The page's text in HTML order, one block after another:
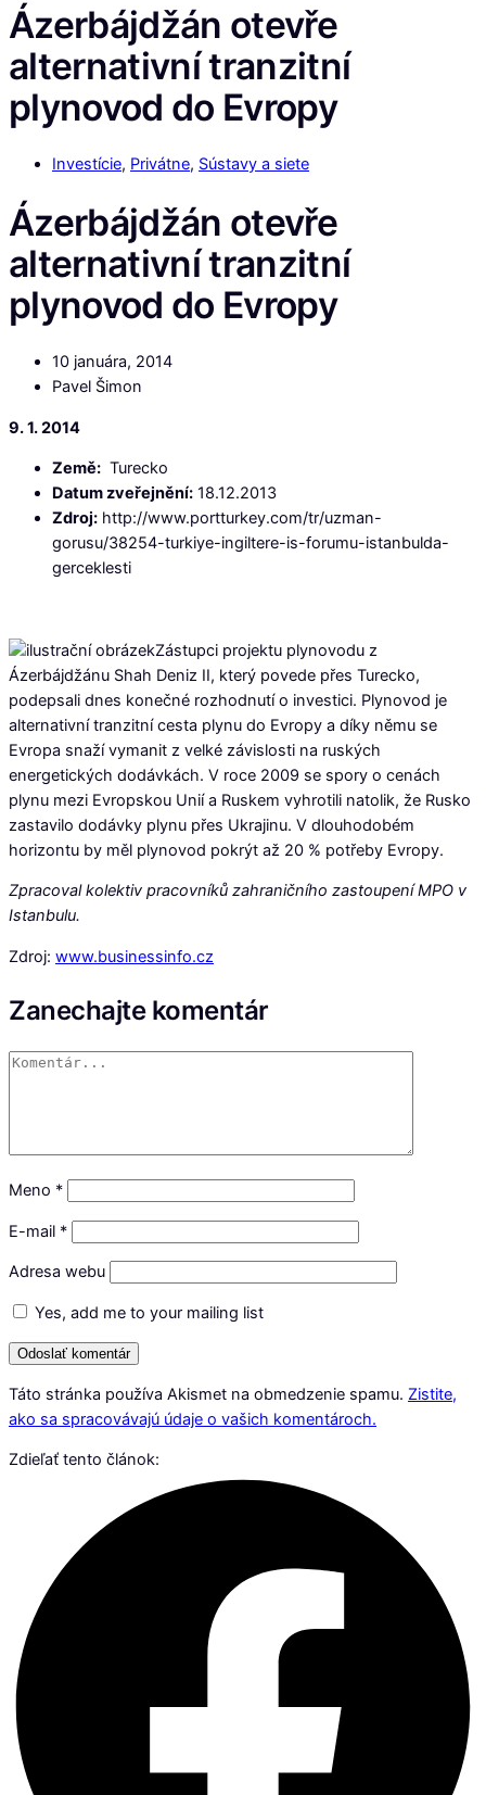
Ázerbájdžán otevře
alternativní tranzitní
plynovod do Evropy
Investície, Privátne, Sústavy a siete
Ázerbájdžán otevře
alternativní tranzitní
plynovod do Evropy
10 januára, 2014
Pavel Šimon
9. 1. 2014
Země: Turecko
Datum zveřejnění: 18.12.2013
Zdroj: http://www.portturkey.com/tr/uzman-
gorusu/38254-turkiye-ingiltere-is-forumu-istanbulda-
gerceklesti
Zástupci projektu plynovodu z
Ázerbájdžánu Shah Deniz II, který povede přes Turecko,
podepsali dnes konečné rozhodnutí o investici. Plynovod je
alternativní tranzitní cesta plynu do Evropy a díky němu se
Evropa snaží vymanit z velké závislosti na ruských
energetických dodávkách. V roce 2009 se spory o cenách
plynu mezi Evropskou Unií a Ruskem vyhrotili natolik, že Rusko
zastavilo dodávky plynu přes Ukrajinu. V dlouhodobém
horizontu by měl plynovod pokrýt až 20 % potřeby Evropy.
Zpracoval kolektiv pracovníků zahraničního zastoupení MPO v
Istanbulu.
Zdroj: www.businessinfo.cz
Zanechajte komentár
Meno *
E-mail *
Adresa webu
Yes, add me to your mailing list
Táto stránka používa Akismet na obmedzenie spamu. Zistite,
ako sa spracovávajú údaje o vašich komentároch.
Zdieľať tento článok: